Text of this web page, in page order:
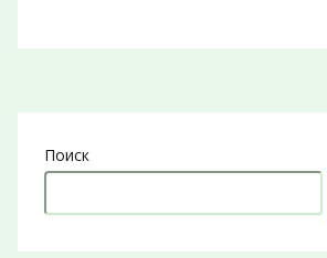
Поиск